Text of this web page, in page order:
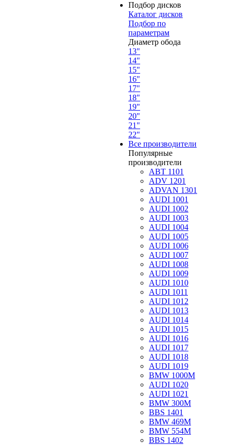
Подбор дисков
Каталог дисков
Подбор по
параметрам
Диаметр обода
13"
14"
15"
16"
17"
18"
19"
20"
21"
22"
Все производители
Популярные
производители
ABT 1101
ADV 1201
ADVAN 1301
AUDI 1001
AUDI 1002
AUDI 1003
AUDI 1004
AUDI 1005
AUDI 1006
AUDI 1007
AUDI 1008
AUDI 1009
AUDI 1010
AUDI 1011
AUDI 1012
AUDI 1013
AUDI 1014
AUDI 1015
AUDI 1016
AUDI 1017
AUDI 1018
AUDI 1019
BMW 1000M
AUDI 1020
AUDI 1021
BMW 300M
BBS 1401
BMW 469M
BMW 554M
BBS 1402